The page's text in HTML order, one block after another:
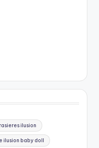
ilusion
ilusion baby doll